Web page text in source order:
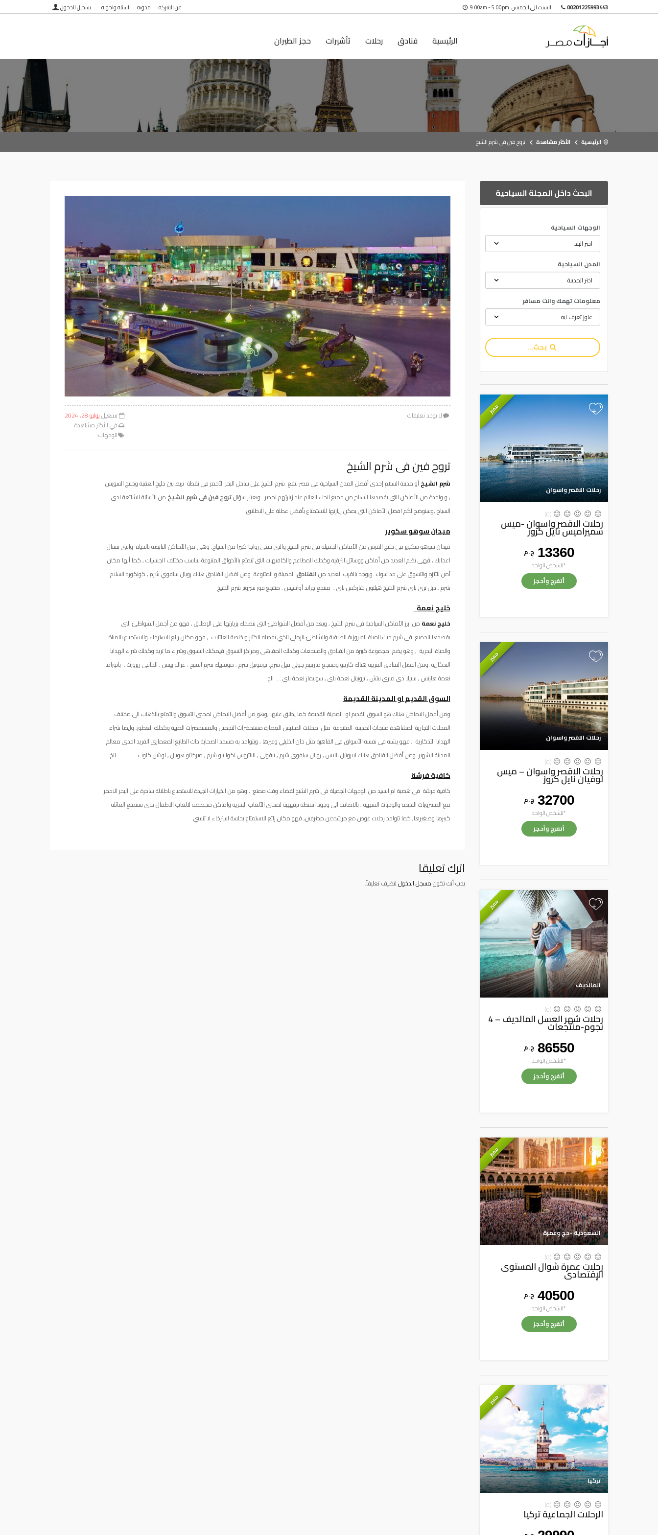
00201225993443 السبت الى الخميس: 9.00am - 5.00pm عن الشركه مدونه اسئلة واجوبة تسجيل الدخول
الرئيسية فنادق رحلات تأشيرات حجز الطيران
الرئيسية الأكثر مشاهدة تروح فين فى شرم الشيخ
البحث داخل المجلة السياحية
الوجهات السياحية
المدن السياحية
معلومات تهمك وانت مسافر
بحث...
مميز +
رحلات الاقصر واسوان
(0)
رحلات الاقصر واسوان -ميس
سميراميس نايل كروز
13360 ج . م
*للشخص الواحد
أتفرج وأحجز
مميز +
رحلات الاقصر واسوان
(0)
رحلات الاقصر واسوان – ميس
لوفيان نايل كروز
32700 ج . م
*للشخص الواحد
أتفرج وأحجز
مميز +
المالديف
(0)
رحلات شهر العسل المالديف – 4 نجوم-منتجعات
86550 ج . م
*للشخص الواحد
أتفرج وأحجز
مميز +
السعودية -حج وعمرة
(0)
رحلات عمرة شوال المستوى
الإقتصادى
40500 ج . م
*للشخص الواحد
أتفرج وأحجز
مميز +
تركيا
(0)
الرحلات الجماعية تركيا
تشغيليوليو 28, 2024
فيالأكثر مشاهدة
الوجهات:
لا توجد تعليقات
تروح فين فى شرم الشيخ
شرم الشيخأو مدينة السلام إحدى أفضل المدن السياحية فى مصر ,تقع شرم الشيخ على ساحل البحر الأحمر فى نقطة تربط بين خليج العقبة وخليج السويس
, و واحدة من الأماكن التى يقصدها السياح من جميع انحاء العالم عند زيارتهم لمصر .ويعتبر سؤالتروح فين فى شرم الشيخ من الأسئلة الشائعة لدى
السياح ,وسنوضح لكم افضل الأماكن التى يمكن زيارتها للاستمتاع بأفضل عطلة على الاطلاق .
ميدان سوهو سكوير
ميدان سوهو سكوير فى خليج القرش من الأماكن الجميلة فى شرم الشيخ والتى تلقى رواجا كبيرا من السياح, وهى من الأماكن النابضة بالحياة والتى ستنال
اعجابك , فهى تضم العديد من أماكن ووسائل الترفيه وكذلك المطاعم والكافيهات التى تتمتع بالأذواق المتنوعة لتناسب مختلف الجنسيات , كما أنها مكان
آمن للتنزه والتسوق على حد سواء .ويوجد بالقرب العديد منالفنادق الجميلة و المتنوعة ومن افضل الفنادق هناك رويال سافوي شرم , كونكورد السلام
شرم , دبل تري باي شرم الشيخ هيلتون شاركس باى , منتجع جراند أواسيس , منتجع فور سيزونز شرم الشيخ
خليج نعمة
خليج نعمة من ابرز الأماكن السياحية فى شرم الشيخ , ويعد من أفضل الشواطئ التى ننصحك بزيارتها على الإطلاق , فهو من أجمل الشواطئ التى
يقصدها الجميع فى شرم حيث المياة الفيروزية الصافية والشاطئ الرملى الذي يفضله الكثير وبخاصة العائلات , فهو مكان رائع للاسترخاء والاستمتاع بالمياة
والحياة البحرية , وهو يضم مجموعة كبيرة من الفنادق والمنتجعات وكذلك المقاهى ومراكز التسوق فيمكنك التسوق وشراء ما تريد وكذلك شراء الهدايا
التذكارية .ومن افضل الفنادق القريبة هناك كازينو ومنتجع ماريتيم جولي فيل شرم, نوفوتيل شرم , موفنبيك شرم الشيخ , غزالة بيتش , الجافى ريزورت , بانوراما
نعمة هايتس , ستيلا دى ماري بيتش , تروبيتل نعمة باى , سوليمار نعمة باى …. الخ
السوق القديم او المدينة القديمة
ومن أجمل الاماكن هناك هو السوق القديم او المدينة القديمة كما يطلق عليها ,وهو من أفضل الاماكن لمحبي التسوق والتمتع بالذهاب الى مختلف
المحلات التجارية لمشاهدة منتجات المدينة المتنوعة مثل محلات الملابس العطارة مستحضرات التجميل والمستحضرات الطبية وكذلك العطور, وايضا شراء
الهدايا التذكارية , فهو يشبه فى نفسه الأسواق فى القاهرة مثل خان الخليلي وغيرها , ويتواجد به مسجد الصحابة ذات الطابع المعمارى الفريد احدى معالم
المدينة الشهير .ومن أفضل الفنادق هناك ايبروتيل بالاس , رويال سافوى شرم , تيفولى , الباتروس اكوا بلو شرم , ميركاتو هوتيل , اوشن كلوب …………. الخ.
كافية فرشة
كافية فرشة فى هضبة ام السيد من الوجهات الجميلة فى شرم الشيخ لقضاء وقت ممتع , وهو من الخيارات الجيدة للاستمتاع باطلالة ساحرة على البحر الاحمر
مع المشروبات اللذيذة والوجبات الشهية , بالاضافة الى وجود انشطة ترفيهية لمحبي الألعاب البحرية واماكن مخصصة لالعاب الاطفال حتى تستمتع العائلة
كبيرها وصغيرها, كما تتواجد رحلات غوص مع مرشددين محترفين, فهو مكان رائع للاستمتاع بجلسة استرخاء لا تنسي .
اترك تعليقا
يجب أنت تكونمسجل الدخوللتضيف تعليقاً.